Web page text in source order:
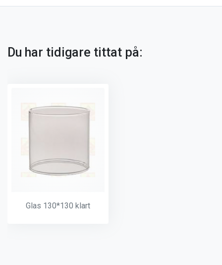
Du har tidigare tittat på:
Glas 130*130 klart